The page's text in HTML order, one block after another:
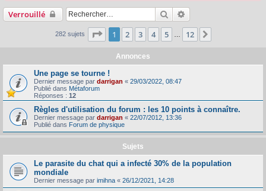
Verrouillé Rechercher
282 sujets Page 1sur12
1 2 3 4 5 12
Annonces
Une page se tourne !
Dernier message par darrigan « 29/03/2022, 08:47
Publié dans Métaforum
Réponses : 12
Règles d'utilisation du forum : les 10 points à connaître.
Dernier message par darrigan « 22/07/2012, 13:36
Publié dans Forum de physique
Sujets
Le parasite du chat qui a infecté 30% de la population
mondiale
Dernier message par imihna « 26/12/2021, 14:28